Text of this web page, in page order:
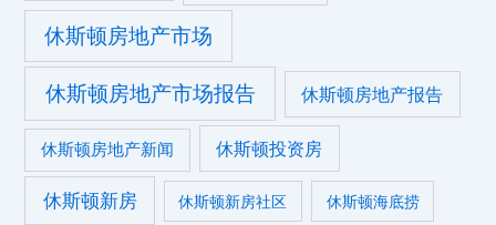
休斯顿房地产市场
休斯顿房地产市场报告 休斯顿房地产报告
休斯顿房地产新闻 休斯顿投资房
休斯顿新房 休斯顿新房社区 休斯顿海底捞